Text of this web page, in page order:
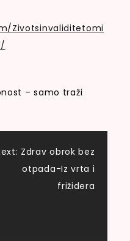
Zivotsinvaliditetomi
– samo traži
Zdrav obrok bez
otpada-Iz vrta i
frižidera